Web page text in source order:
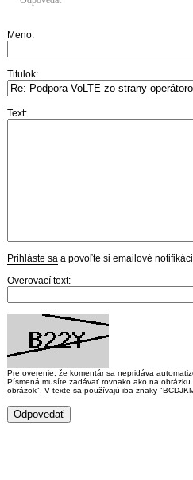
Meno:
Titulok:
Text:
Prihláste sa a povoľte si emailové
Overovací text:
Pre overenie, že komentár sa nepridáva
Písmená musíte zadávať rovnako ako na
obrázok". V texte sa používajú iba znaky